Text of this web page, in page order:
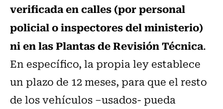
verificada en calles (por personal
policial o inspectores del ministerio)
ni en las Plantas de Revisión Técnica.
En específico, la propia ley establece
un plazo de 12 meses, para que el resto
de los vehículos –usados- pueda